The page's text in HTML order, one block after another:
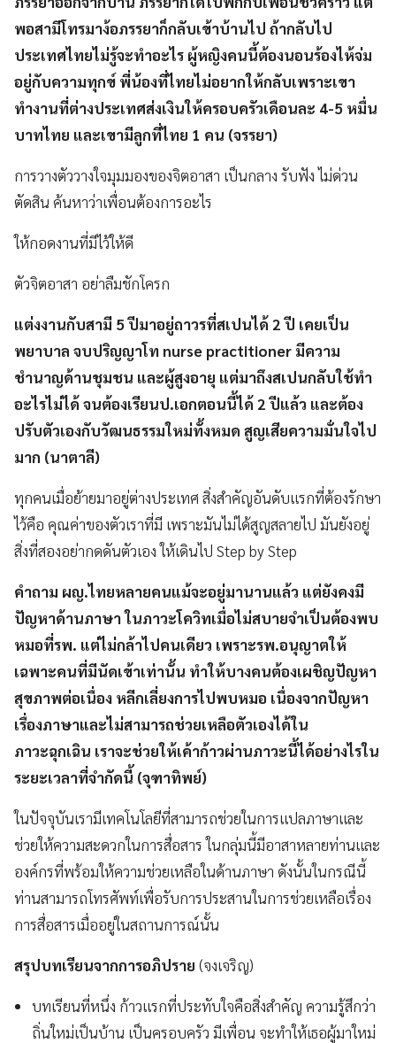
พอสามีโทรมาง้อภรรยาก็กลับเข้าบ้านไป ถ้ากลับไป
ประเทศไทยไม่รู้จะทำอะไร ผู้หญิงคนนี้ต้องนอนร้องไห้จ่ม
อยู่กับความทุกข์ พี่น้องที่ไทยไม่อยากให้กลับเพราะเขา
ทำงานที่ต่างประเทศส่งเงินให้ครอบครัวเดือนละ 4-5 หมื่น
บาทไทย และเขามีลูกที่ไทย 1 คน (จรรยา)
การวางตัววางใจมุมมองของจิตอาสา เป็นกลาง รับฟัง ไม่ด่วน
ตัดสิน ค้นหาว่าเพื่อนต้องการอะไร
ให้กอดงานที่มีไว้ให้ดี
ตัวจิตอาสา อย่าลืมชักโครก
แต่งงานกับสามี 5 ปีมาอยู่ถาวรที่สเปนได้ 2 ปี เคยเป็น
พยาบาล จบปริญญาโท nurse practitioner มีความ
ชำนาญด้านชุมชน และผู้สูงอายุ แต่มาถึงสเปนกลับใช้ทำ
อะไรไม่ได้ จนต้องเรียนป.เอกตอนนี้ได้ 2 ปีแล้ว และต้อง
ปรับตัวเองกับวัฒนธรรมใหม่ทั้งหมด สูญเสียความมั่นใจไป
มาก (นาตาลี)
ทุกคนเมื่อย้ายมาอยู่ต่างประเทศ สิ่งสำคัญอันดับแรกที่ต้องรักษา
ไว้คือ คุณค่าของตัวเราที่มี เพราะมันไม่ได้สูญสลายไป มันยังอยู่
สิ่งที่สองอย่ากดดันตัวเอง ให้เดินไป Step by Step
คำถาม ผญ.ไทยหลายคนแม้จะอยู่มานานแล้ว แต่ยังคงมี
ปัญหาด้านภาษา ในภาวะโควิทเมื่อไม่สบายจำเป็นต้องพบ
หมอที่รพ. แต่ไม่กล้าไปคนเดียว เพราะรพ.อนุญาตให้
เฉพาะคนที่มีนัดเข้าเท่านั้น ทำให้บางคนต้องเผชิญปัญหา
สุขภาพต่อเนื่อง หลีกเลี่ยงการไปพบหมอ เนื่องจากปัญหา
เรื่องภาษาและไม่สามารถช่วยเหลือตัวเองได้ใน
ภาวะฉุกเฉิน เราจะช่วยให้เค้าก้าวผ่านภาวะนี้ได้อย่างไรใน
ระยะเวลาที่จำกัดนี้ (จุฑาทิพย์)
ในปัจจุบันเรามีเทคโนโลยีที่สามารถช่วยในการแปลภาษาและ
ช่วยให้ความสะดวกในการสื่อสาร ในกลุ่มนี้มีอาสาหลายท่านและ
องค์กรที่พร้อมให้ความช่วยเหลือในด้านภาษา ดังนั้นในกรณีนี้
ท่านสามารถโทรศัพท์เพื่อรับการประสานในการช่วยเหลือเรื่อง
การสื่อสารเมื่ออยู่​ในสถ​านการณ์นั้น
สรุปบทเรียนจากการอภิปราย (จงเจริญ)
บทเรียนที่หนึ่ง ก้าวแรกที่ประทับใจคือสิ่งสำคัญ ความรู้สึกว่า
ถิ่นใหม่เป็นบ้าน เป็นครอบครัว มีเพื่อน จะทำให้เธอผู้มาใหม่